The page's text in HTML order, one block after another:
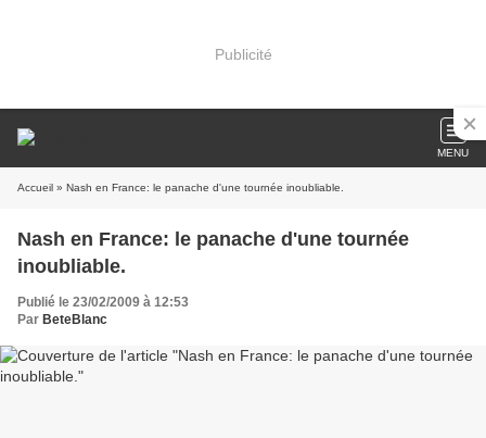
Publicité
MENU
Accueil » Nash en France: le panache d'une tournée inoubliable.
Nash en France: le panache d'une tournée
inoubliable.
Publié le 23/02/2009 à 12:53
Par BeteBlanc